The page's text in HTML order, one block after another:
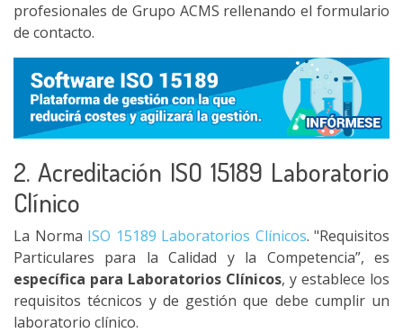
profesionales de Grupo ACMS rellenando el formulario
de contacto.
2. Acreditación ISO 15189 Laboratorio
Clínico
La Norma ISO 15189 Laboratorios Clínicos. "Requisitos
Particulares para la Calidad y la Competencia”, es
específica para Laboratorios Clínicos, y establece los
requisitos técnicos y de gestión que debe cumplir un
laboratorio clínico.